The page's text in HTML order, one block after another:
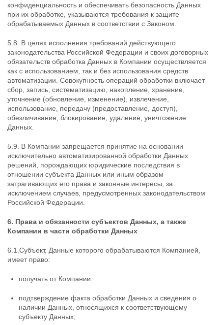
конфиденциальность и обеспечивать безопасность Данных
при их обработке, указываются требования к защите
обрабатываемых Данных в соответствии с Законом.
5.8. В целях исполнения требований действующего
законодательства Российской Федерации и своих договорных
обязательств обработка Данных в Компании осуществляется
как с использованием, так и без использования средств
автоматизации. Совокупность операций обработки включает
сбор, запись, систематизацию, накопление, хранение,
уточнение (обновление, изменение), извлечение,
использование, передачу (предоставление, доступ),
обезличивание, блокирование, удаление, уничтожение
Данных.
5.9. В Компании запрещается принятие на основании
исключительно автоматизированной обработки Данных
решений, порождающих юридические последствия в
отношении субъекта Данных или иным образом
затрагивающих его права и законные интересы, за
исключением случаев, предусмотренных законодательством
Российской Федерации.
6. Права и обязанности субъектов Данных, а также
Компании в части обработки Данных
6.1.Субъект, Данные которого обрабатываются Компанией,
имеет право:
получать от Компании:
подтверждение факта обработки Данных и сведения о
наличии Данных, относящихся к соответствующему
субъекту Данных;